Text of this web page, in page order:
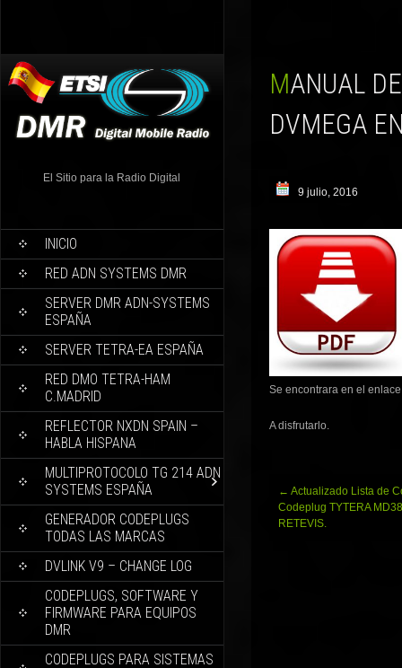
El Sitio para la Radio Digital
INICIO
RED ADN SYSTEMS DMR
SERVER DMR ADN-SYSTEMS
ESPAÑA
SERVER TETRA-EA ESPAÑA
RED DMO TETRA-HAM
C.MADRID
REFLECTOR NXDN SPAIN –
HABLA HISPANA
MULTIPROTOCOLO TG 214 ADN
SYSTEMS ESPAÑA
GENERADOR CODEPLUGS
TODAS LAS MARCAS
DVLINK V9 – CHANGE LOG
CODEPLUGS, SOFTWARE Y
FIRMWARE PARA EQUIPOS
DMR
CODEPLUGS PARA SISTEMAS
MANUAL DE INSTALACIÓN DESDE CERO MMDVMHOST
DVMEGA
9 julio, 2016
Se encontrara en el
A disfrutarlo.
Navegación
de
entradas
← Actualizado Lista de
Codeplug TYTERA
RETEVIS.